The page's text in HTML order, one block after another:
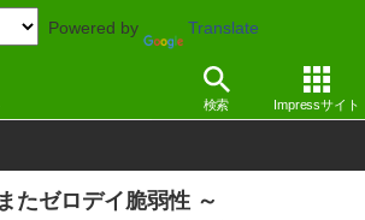
Powered by Translate
検索 Impressサイト
たゼロデイ脆弱性 ～